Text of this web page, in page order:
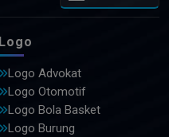
Logo
Logo Advokat
Logo Otomotif
Logo Bola Basket
Logo Burung